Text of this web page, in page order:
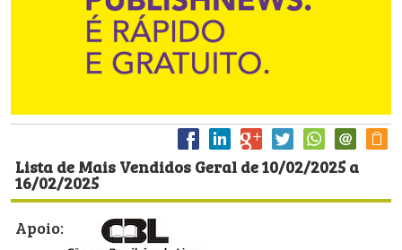
Lista de Mais Vendidos Geral de 10/02/2025 a
16/02/2025
Apoio: